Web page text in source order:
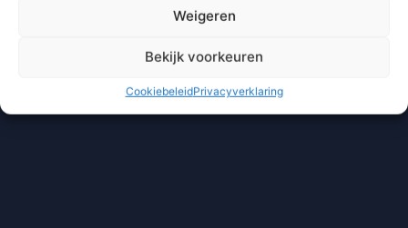
Weigeren
Bekijk voorkeuren
CookiebeleidPrivacyverklaring